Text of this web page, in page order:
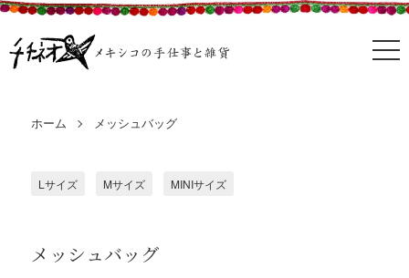
ホーム メッシュバッグ
Lサイズ Mサイズ MINIサイズ
メッシュバッグ